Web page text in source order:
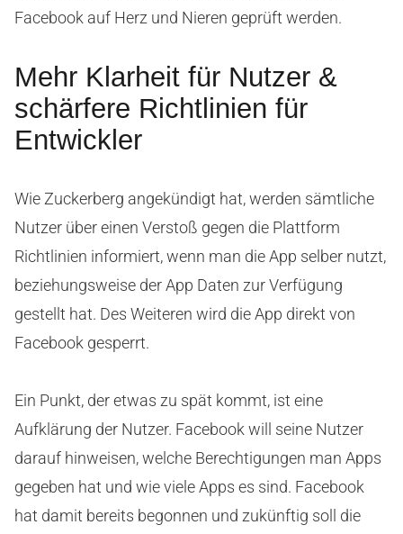
Facebook auf Herz und Nieren geprüft werden.
Mehr Klarheit für Nutzer &
schärfere Richtlinien für
Entwickler
Wie Zuckerberg angekündigt hat, werden sämtliche
Nutzer über einen Verstoß gegen die Plattform
Richtlinien informiert, wenn man die App selber nutzt,
beziehungsweise der App Daten zur Verfügung
gestellt hat. Des Weiteren wird die App direkt von
Facebook gesperrt.
Ein Punkt, der etwas zu spät kommt, ist eine
Aufklärung der Nutzer. Facebook will seine Nutzer
darauf hinweisen, welche Berechtigungen man Apps
gegeben hat und wie viele Apps es sind. Facebook
hat damit bereits begonnen und zukünftig soll die